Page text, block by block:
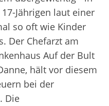
Jährigen laut einer
so oft wie Kinder
Der Chefarzt am
Auf der Bult
hält vor diesem
bei der
Die